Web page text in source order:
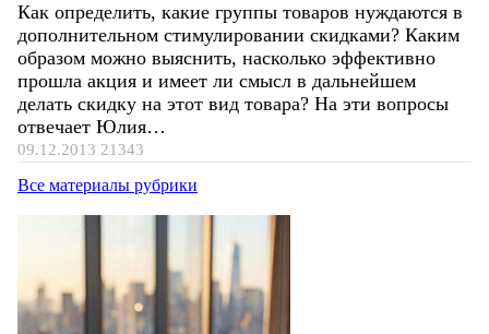
Как определить, какие группы товаров нуждаются в
дополнительном стимулировании скидками? Каким
образом можно выяснить, насколько эффективно
прошла акция и имеет ли смысл в дальнейшем
делать скидку на этот вид товара? На эти вопросы
отвечает Юлия…
09.12.2013 21343
Все материалы рубрики